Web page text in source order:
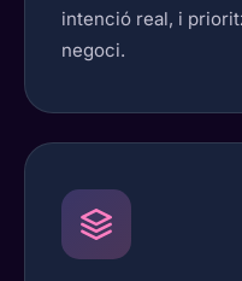
intenció real, i
negoci.